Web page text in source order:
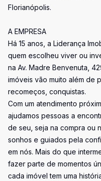
Florianópolis.
A EMPRESA
Há 15 anos, a Liderança
quem escolheu viver ou
na Av. Madre Benvenuta,
imóveis vão muito além de
recomeços, conquistas.
Com um atendimento
ajudamos pessoas a
de seu, seja na compra ou
sonhos e guiados pela
em nós. Mais do que
fazer parte de momentos
cada imóvel tem uma